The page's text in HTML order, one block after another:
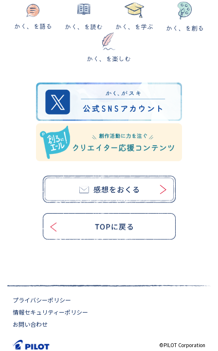
かく、を語る かく、を読む かく、を学ぶ かく、を創る
かく、を楽しむ
プライバシーポリシー
情報セキュリティーポリシー
お問い合わせ
©PILOT Corporation